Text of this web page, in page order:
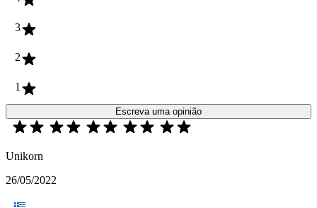
3
2
1
Escreva uma opinião
Unikorn
26/05/2022